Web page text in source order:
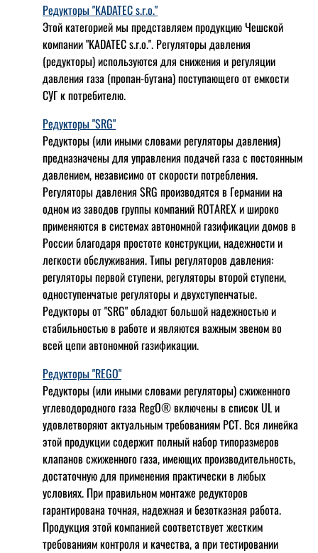
Редукторы "KADATEC s.r.o."
Этой категорией мы представляем продукцию Чешской
компании "KADATEC s.r.o.". Регуляторы давления
(редукторы) используются для снижения и регуляции
давления газа (пропан-бутана) поступающего от емкости
СУГ к потребителю.
Редукторы "SRG"
Редукторы (или иными словами регуляторы давления)
предназначены для управления подачей газа с постоянным
давлением, независимо от скорости потребления.
Регуляторы давления SRG производятся в Германии на
одном из заводов группы компаний ROTAREX и широко
применяются в системах автономной газификации домов в
России благодаря простоте конструкции, надежности и
легкости обслуживания. Типы регуляторов давления:
регуляторы первой ступени, регуляторы второй ступени,
одноступенчатые регуляторы и двухступенчатые.
Редукторы от "SRG" обладют большой надежностью и
стабильностью в работе и являются важным звеном во
всей цепи автономной газификации.
Редукторы "REGO"
Редукторы (или иными словами регуляторы) сжиженного
углеводородного газа RegO® включены в список UL и
удовлетворяют актуальным требованиям РСТ. Вся линейка
этой продукции содержит полный набор типоразмеров
клапанов сжиженного газа, имеющих производительность,
достаточную для применения практически в любых
условиях. При правильном монтаже редукторов
гарантирована точная, надежная и безотказная работа.
Продукция этой компанией соответствует жестким
требованиям контроля и качества, а при тестировании